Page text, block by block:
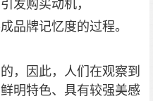
发购买动机，
品牌记忆度的过程。
，因此，人们在观察到
明特色、具有较强美感